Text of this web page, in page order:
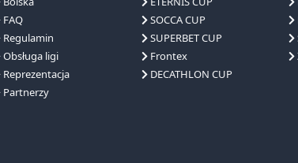
Regulamin
Obsługa ligi
Reprezentacja
Partnerzy
SUPERBET CUP
Frontex
DECATHLON CUP